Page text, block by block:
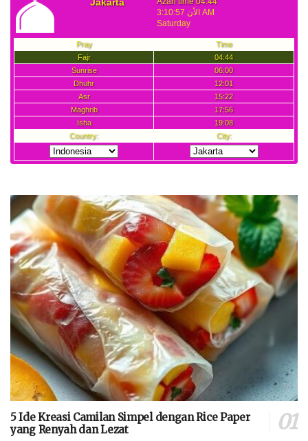
5 Ide Kreasi Camilan Simpel dengan Rice Paper
yang Renyah dan Lezat